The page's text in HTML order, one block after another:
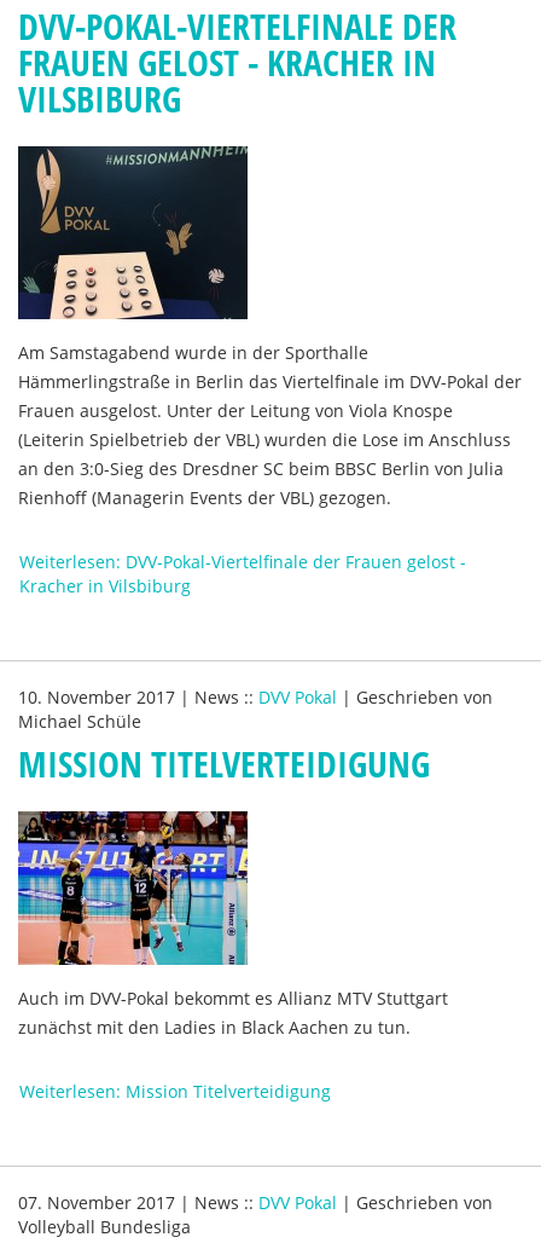
DVV-POKAL-VIERTELFINALE DER
FRAUEN GELOST - KRACHER IN
VILSBIBURG
Am Samstagabend wurde in der Sporthalle
Hämmerlingstraße in Berlin das Viertelfinale im DVV-Pokal der
Frauen ausgelost. Unter der Leitung von Viola Knospe
(Leiterin Spielbetrieb der VBL) wurden die Lose im Anschluss
an den 3:0-Sieg des Dresdner SC beim BBSC Berlin von Julia
Rienhoff (Managerin Events der VBL) gezogen.
Weiterlesen: DVV-Pokal-Viertelfinale der Frauen gelost -
Kracher in Vilsbiburg
10. November 2017 | News :: DVV Pokal | Geschrieben von
Michael Schüle
MISSION TITELVERTEIDIGUNG
Auch im DVV-Pokal bekommt es Allianz MTV Stuttgart
zunächst mit den Ladies in Black Aachen zu tun.
Weiterlesen: Mission Titelverteidigung
07. November 2017 | News :: DVV Pokal | Geschrieben von
Volleyball Bundesliga